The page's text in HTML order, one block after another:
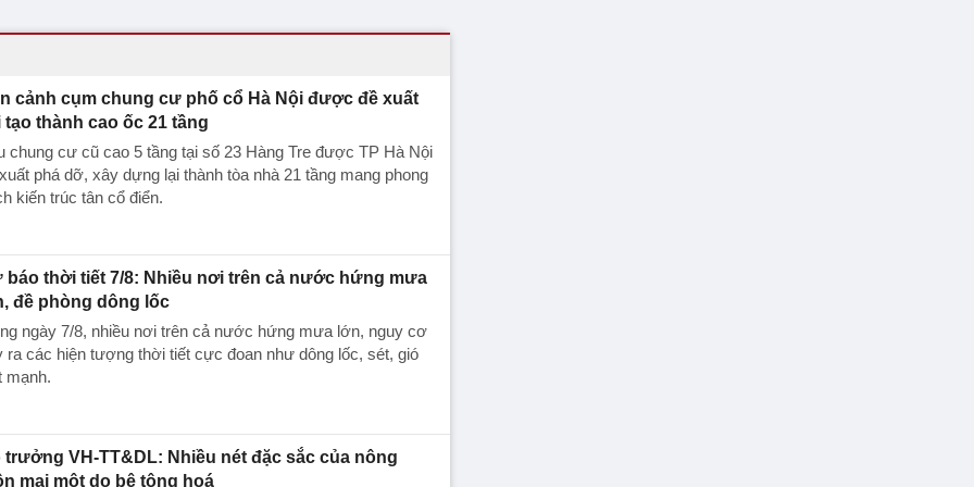
cảnh cụm chung cư phố cổ Hà Nội được đề xuất
tạo thành cao ốc 21 tầng
chung cư cũ cao 5 tầng tại số 23 Hàng Tre được TP Hà Nội
phá dỡ, xây dựng lại thành tòa nhà 21 tầng mang phong
kiến trúc tân cổ điển.
báo thời tiết 7/8: Nhiều nơi trên cả nước hứng mưa
đề phòng dông lốc
ngày 7/8, nhiều nơi trên cả nước hứng mưa lớn, nguy cơ
ra các hiện tượng thời tiết cực đoan như dông lốc, sét, gió
mạnh.
trưởng VH-TT&DL: Nhiều nét đặc sắc của nông
mai một do bê tông hoá